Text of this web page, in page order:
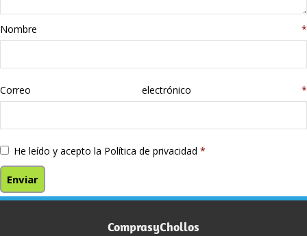
Stanley
libros
Nombre *
Correo electrónico *
He leído y acepto la Política de privacidad *
ComprasyChollos